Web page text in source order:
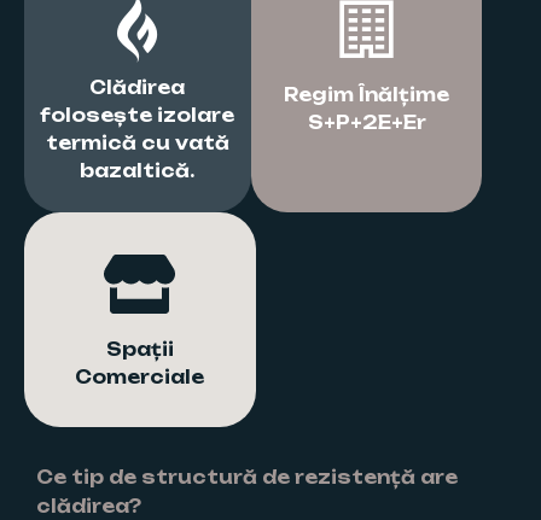
Clădirea
folosește izolare
termică cu vată
bazaltică.
Regim Înălțime
S+P+2E+Er
Spații
Comerciale
Ce tip de structură de rezistență are
clădirea?